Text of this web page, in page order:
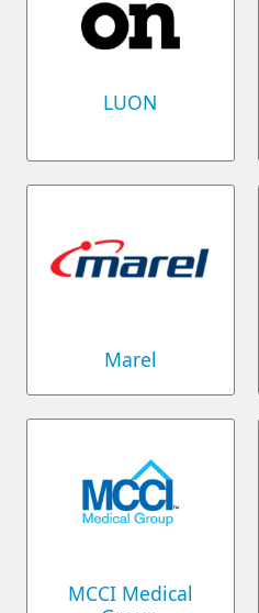
LUON
Marel
MCCI Medical